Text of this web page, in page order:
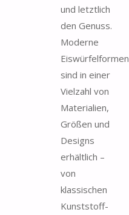
und letztlich
den Genuss.
Moderne
Eiswürfelformen
sind in einer
Vielzahl von
Materialien,
Größen und
Designs
erhältlich –
von
klassischen
Kunststoff-